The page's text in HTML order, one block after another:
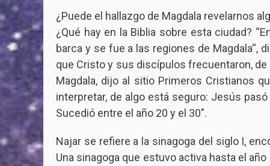
¿Puede el hallazgo de Magdala revelarnos
¿Qué hay en la Biblia sobre esta ciudad?
barca y se fue a las regiones de Magdala“,
que Cristo y sus discípulos frecuentaron,
Magdala, dijo al sitio Primeros Cristianos
interpretar, de algo está seguro: Jesús
Sucedió entre el año 20 y el 30″.
Najar se refiere a la sinagoga del siglo I,
Una sinagoga que estuvo activa hasta el